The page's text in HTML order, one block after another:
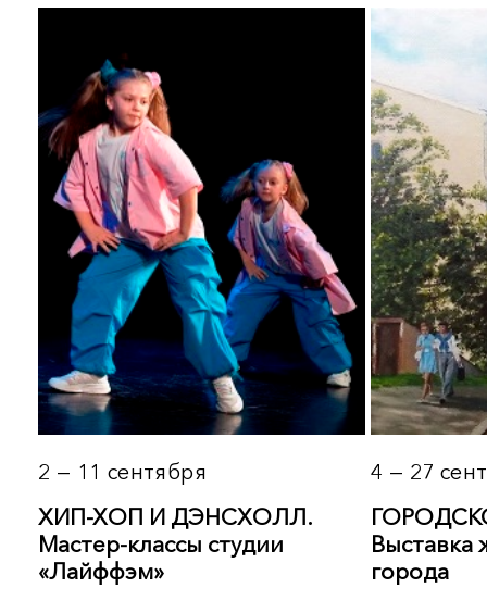
16 сентября 19:00
ВСТРЕЧА В КЛУБЕ
АВТОРСКОЙ ПЕСНИ
Подробнее
18 сентября 19:00
ЧТО ЗНАЕТ О ЛЮБВИ
ЛЮБОВЬ… Концерт
Берлинской
Подробнее